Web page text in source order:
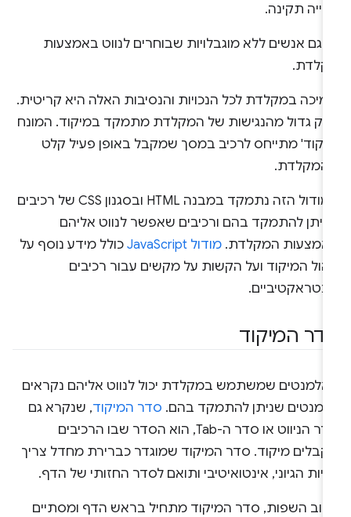
תקינה.
גם אנשים ללא מוגבלויות שבוחרים לנווט באמצעות
במקלדת לכל הנכויות והנסיבות האלה היא קריטית.
גדול מהנגישות של המקלדת מתמקד במיקוד. המונח
מתייחס לרכיב במסך שמקבל באופן פעיל קלט
במודול הזה נתמקד במבנה HTML ובסגנון CSS של רכיבים
להתמקד בהם ורכיבים שאפשר לנווט אליהם
המקלדת.מודול JavaScript
כולל מידע נוסף על
המיקוד ועל הקשות על מקשים עבור רכיבים
המיקוד
שמשתמש במקלדת יכול לנווט אליהם נקראים
שניתן להתמקד בהם.סדר המיקוד, שנקרא גם
סדר הניווט או סדר ה-Tab, הוא הסדר שבו הרכיבים
מיקוד. סדר המיקוד שמוגדר כברירת מחדל צריך
הגיוני, אינטואיטיבי ותואם לסדר החזותי של הדף.
השפות, סדר המיקוד מתחיל בראש הדף ומסתיים